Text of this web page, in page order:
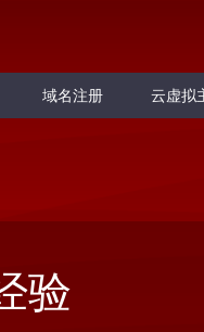
域名注册 云虚拟
验